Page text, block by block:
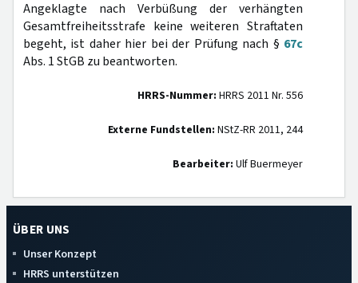
Angeklagte nach Verbüßung der verhängten
Gesamtfreiheitsstrafe keine weiteren Straftaten
begeht, ist daher hier bei der Prüfung nach § 67c
Abs. 1 StGB zu beantworten.
HRRS-Nummer: HRRS 2011 Nr. 556
Externe Fundstellen: NStZ-RR 2011, 244
Bearbeiter: Ulf Buermeyer
ÜBER UNS
Unser Konzept
HRRS unterstützen